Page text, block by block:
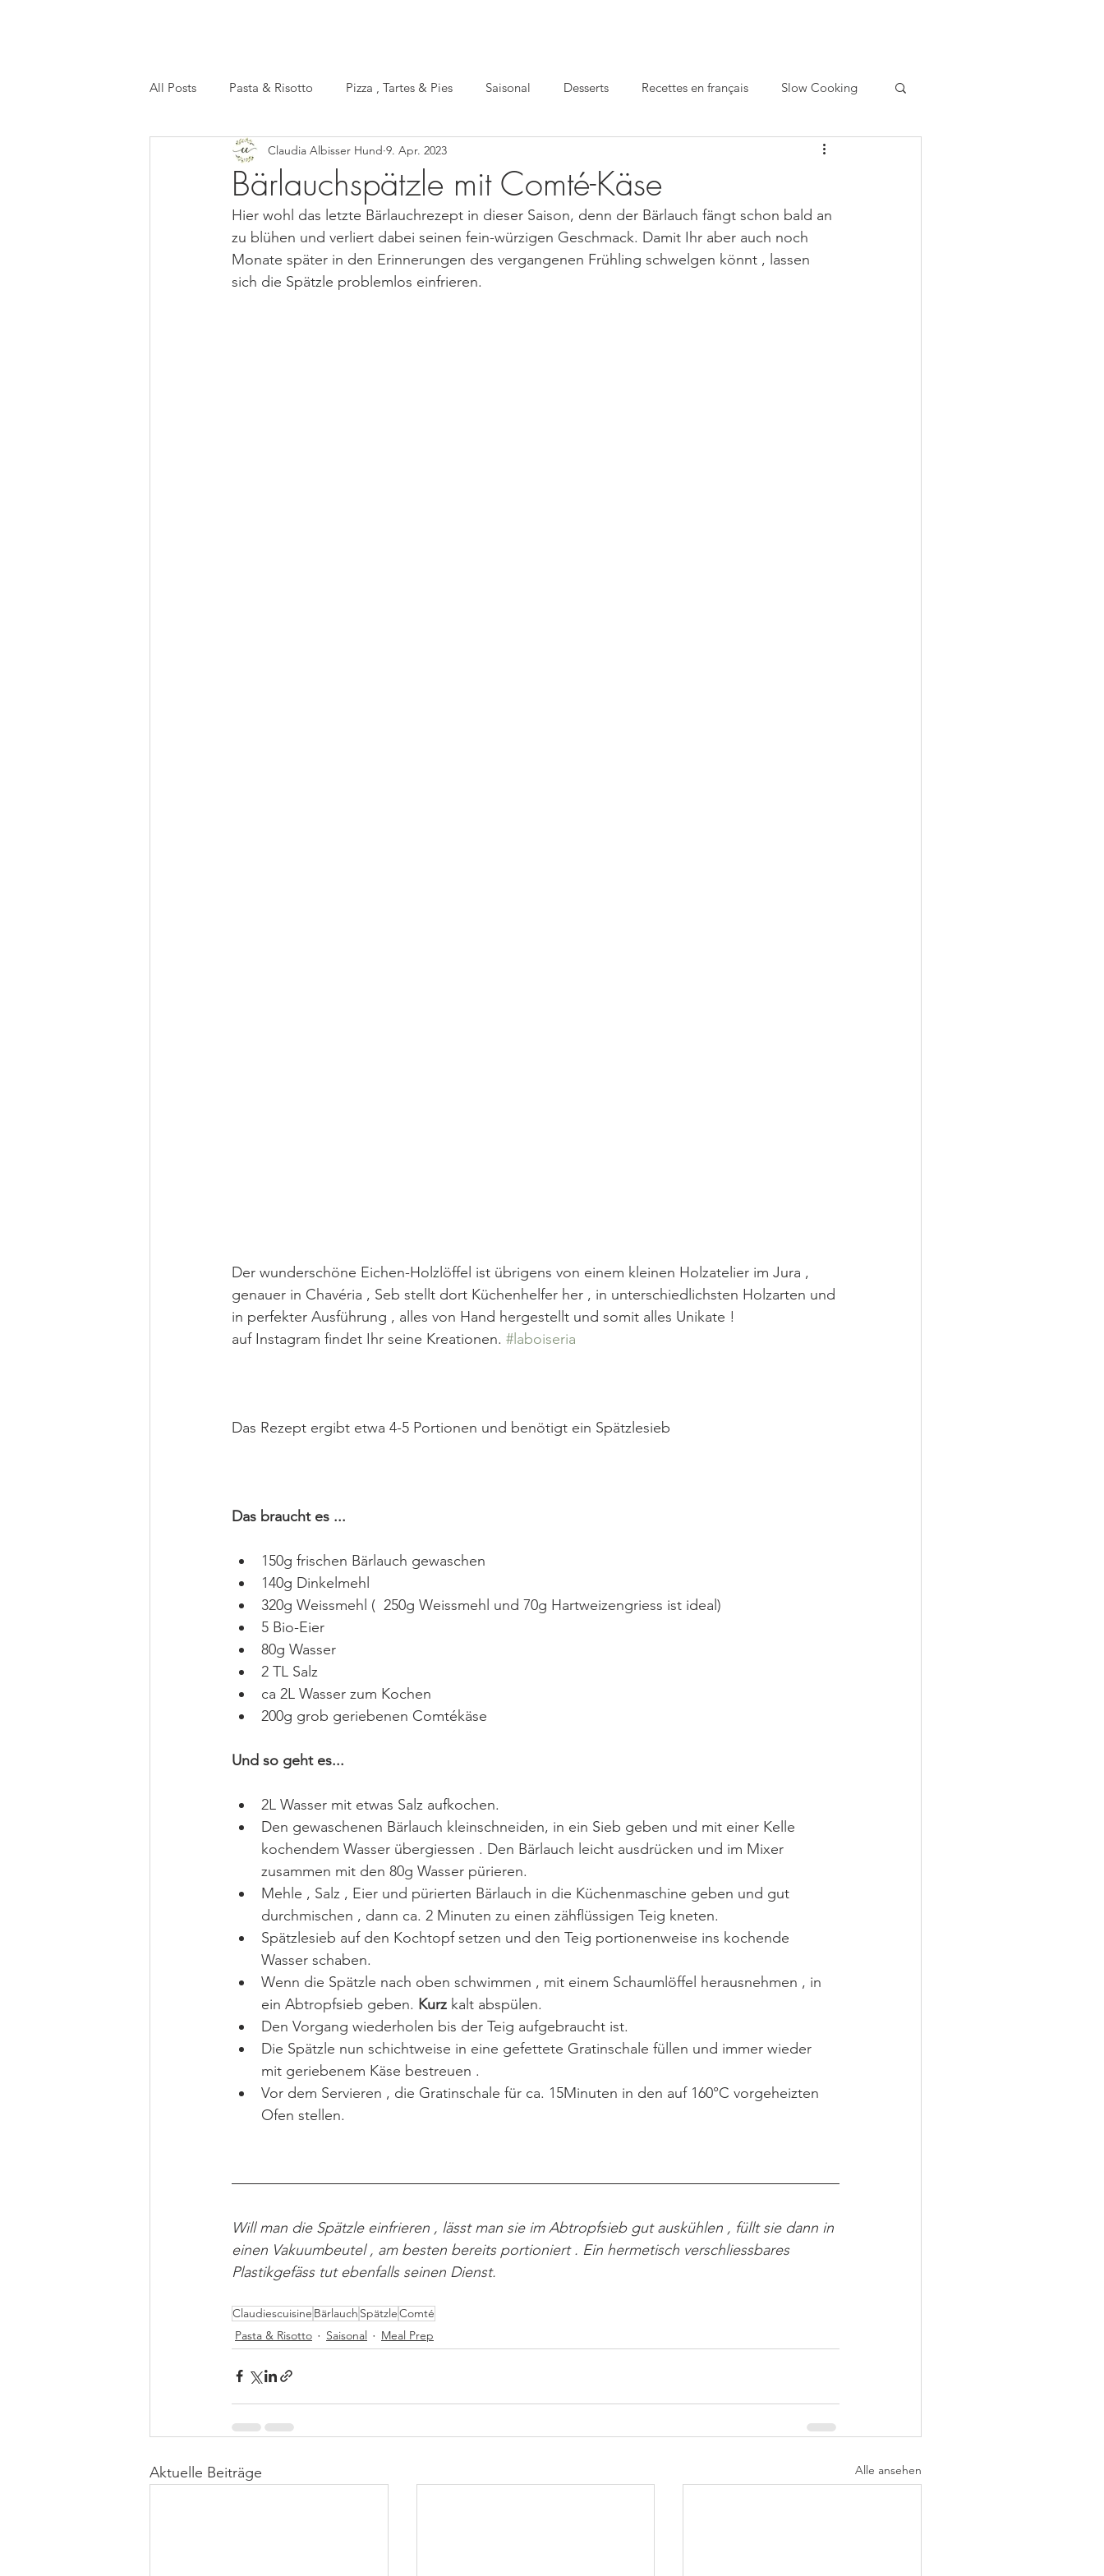
All Posts Pasta & Risotto Pizza , Tartes & Pies Saisonal Desserts Recettes en français Slow Cooking
Meal Prep Facts Apéro
Bärlauchspätzle mit Comté-Käse
Claudia Albisser Hund 9. Apr. 2023
Hier wohl das letzte Bärlauchrezept in dieser Saison, denn der Bärlauch fängt schon bald an
zu blühen und verliert dabei seinen fein-würzigen Geschmack. Damit Ihr aber auch noch
Monate später in den Erinnerungen des vergangenen Frühling schwelgen könnt , lassen
sich die Spätzle problemlos einfrieren.
Der wunderschöne Eichen-Holzlöffel ist übrigens von einem kleinen Holzatelier im Jura ,
genauer in Chavéria , Seb stellt dort Küchenhelfer her , in unterschiedlichsten Holzarten und
in perfekter Ausführung , alles von Hand hergestellt und somit alles Unikate !
auf Instagram findet Ihr seine Kreationen. #laboiseria
Das Rezept ergibt etwa 4-5 Portionen und benötigt ein Spätzlesieb
Das braucht es ...
150g frischen Bärlauch gewaschen
140g Dinkelmehl
320g Weissmehl (  250g Weissmehl und 70g Hartweizengriess ist ideal)
5 Bio-Eier
80g Wasser
2 TL Salz
ca 2L Wasser zum Kochen
200g grob geriebenen Comtékäse
Und so geht es...
2L Wasser mit etwas Salz aufkochen.
Den gewaschenen Bärlauch kleinschneiden, in ein Sieb geben und mit einer Kelle
kochendem Wasser übergiessen . Den Bärlauch leicht ausdrücken und im Mixer
zusammen mit den 80g Wasser pürieren.
Mehle , Salz , Eier und pürierten Bärlauch in die Küchenmaschine geben und gut
durchmischen , dann ca. 2 Minuten zu einen zähflüssigen Teig kneten.
Spätzlesieb auf den Kochtopf setzen und den Teig portionenweise ins kochende
Wasser schaben.
Wenn die Spätzle nach oben schwimmen , mit einem Schaumlöffel herausnehmen , in
ein Abtropfsieb geben. Kurz kalt abspülen.
Den Vorgang wiederholen bis der Teig aufgebraucht ist.
Die Spätzle nun schichtweise in eine gefettete Gratinschale füllen und immer wieder
mit geriebenem Käse bestreuen .
Vor dem Servieren , die Gratinschale für ca. 15Minuten in den auf 160°C vorgeheizten
Ofen stellen.
Will man die Spätzle einfrieren , lässt man sie im Abtropfsieb gut auskühlen , füllt sie dann in
einen Vakuumbeutel , am besten bereits portioniert . Ein hermetisch verschliessbares
Plastikgefäss tut ebenfalls seinen Dienst.
Claudiescuisine Bärlauch SpätzleComté
Pasta & Risotto
Saisonal Meal Prep
Aktuelle Beiträge Alle ansehen